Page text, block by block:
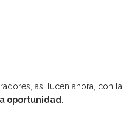
así lucen ahora, con la
oportunidad.